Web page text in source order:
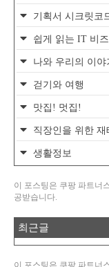
기획서 시크릿코
쉽게 읽는 IT 비
나와 우리의 이야
걷기와 여행
맛집! 멋집!
직장인을 위한 재
생활정보
이 포스팅은 쿠팡 파트너
공받습니다.
최근글
이 포스팅은 쿠팡 파트너